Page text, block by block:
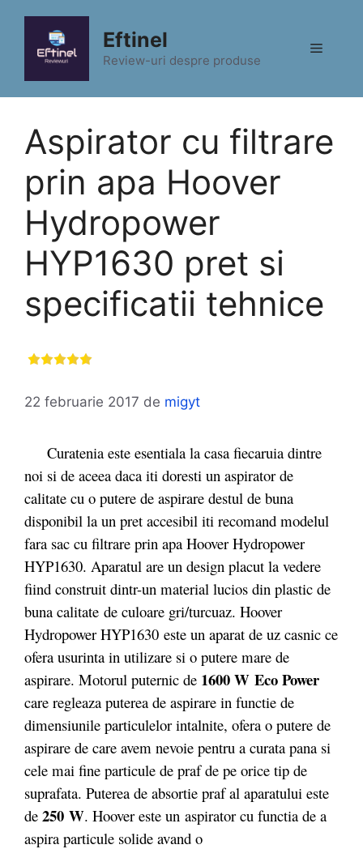
conținut
Eftinel
Review-uri despre produse
Meniu
Aspirator cu filtrare
prin apa Hoover
Hydropower
HYP1630 pret si
specificatii tehnice
22 februarie 2017 de migyt
Curatenia este esentiala la casa fiecaruia dintre
noi si de aceea daca iti doresti un aspirator de
calitate cu o putere de aspirare destul de buna
disponibil la un pret accesibil iti recomand modelul
fara sac cu filtrare prin apa Hoover Hydropower
HYP1630. Aparatul are un design placut la vedere
fiind construit dintr-un material lucios din plastic de
buna calitate de culoare gri/turcuaz. Hoover
Hydropower HYP1630 este un aparat de uz casnic ce
ofera usurinta in utilizare si o putere mare de
aspirare. Motorul puternic de 1600 W Eco Power
care regleaza puterea de aspirare in functie de
dimensiunile particulelor intalnite, ofera o putere de
aspirare de care avem nevoie pentru a curata pana si
cele mai fine particule de praf de pe orice tip de
suprafata. Puterea de absortie praf al aparatului este
de 250 W. Hoover este un aspirator cu functia de a
aspira particule solide avand o